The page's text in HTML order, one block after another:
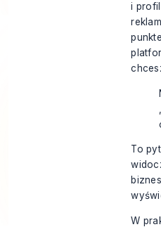
i
To
W